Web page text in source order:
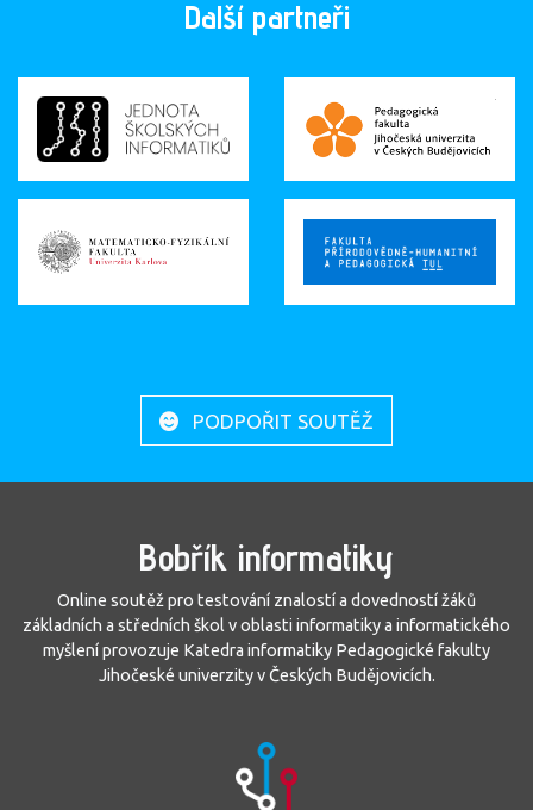
Další partneři
PODPOŘIT SOUTĚŽ
Bobřík informatiky
Online soutěž pro testování znalostí a dovedností žáků
základních a středních škol v oblasti informatiky a informatického
myšlení provozuje Katedra informatiky Pedagogické fakulty
Jihočeské univerzity v Českých Budějovicích.